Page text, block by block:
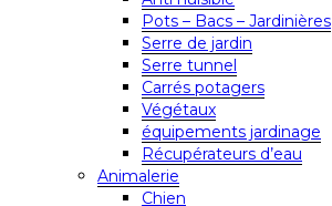
Pots – Bacs – Jardinières
Serre de jardin
Serre tunnel
Carrés potagers
Végétaux
équipements jardinage
Récupérateurs d’eau
Animalerie
Chien